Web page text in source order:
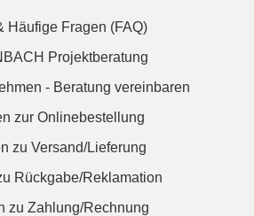
Häufige Fragen (FAQ)
Projektberatung
- Beratung vereinbaren
zur Onlinebestellung
zu Versand/Lieferung
Rückgabe/Reklamation
zu Zahlung/Rechnung